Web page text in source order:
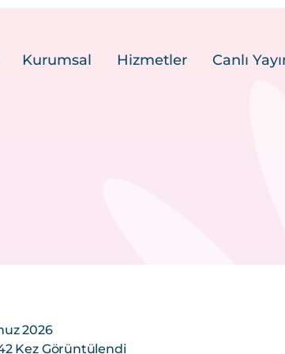
Kurumsal Hizmetler Canlı
2026
Kez Görüntülendi